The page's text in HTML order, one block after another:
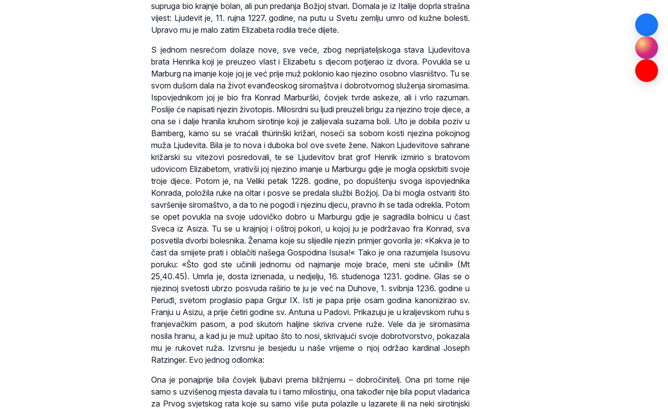
supruga bio krajnje bolan, ali pun predanja Božjoj stvari. Domala je iz Italije doprla strašna
vijest: Ljudevit je, 11. rujna 1227. godine, na putu u Svetu zemlju umro od kužne bolesti.
Upravo mu je malo zatim Elizabeta rodila treće dijete.
S jednom nesrećom dolaze nove, sve veće, zbog neprijateljskoga stava Ljudevitova
brata Henrika koji je preuzeo vlast i Elizabetu s djecom potjerao iz dvora. Povukla se u
Marburg na imanje koje joj je već prije muž poklonio kao njezino osobno vlasništvo. Tu se
svom dušom dala na život evanđeoskog siromaštva i dobrotvornog služenja siromasima.
Ispovjednikom joj je bio fra Konrad Marburški, čovjek tvrde askeze, ali i vrlo razuman.
Poslije će napisati njezin životopis. Milosrdni su ljudi preuzeli brigu za njezino troje djece, a
ona se i dalje hranila kruhom sirotinje koji je zalijevala suzama boli. Uto je dobila poziv u
Bamberg, kamo su se vraćali thürinški križari, noseći sa sobom kosti njezina pokojnog
muža Ljudevita. Bila je to nova i duboka bol ove svete žene. Nakon Ljudevitove sahrane
križarski su vitezovi posredovali, te se Ljudevitov brat grof Henrik izmirio s bratovom
udovicom Elizabetom, vrativši joj njezino imanje u Marburgu gdje je mogla opskrbiti svoje
troje djece. Potom je, na Veliki petak 1228. godine, po dopuštenju svoga ispovjednika
Konrada, položila ruke na oltar i posve se predala službi Božjoj. Da bi mogla ostvariti što
savršenije siromaštvo, a da to ne pogodi i njezinu djecu, pravno ih se tada odrekla. Potom
se opet povukla na svoje udovičko dobro u Marburgu gdje je sagradila bolnicu u čast
Sveca iz Asiza. Tu se u krajnjoj i oštroj pokori, u kojoj ju je podržavao fra Konrad, sva
posvetila dvorbi bolesnika. Ženama koje su slijedile njezin primjer govorila je: «Kakva je to
čast da smijete prati i oblačiti našega Gospodina Isusa!« Tako je ona razumjela Isusovu
poruku: «Što god ste učinili jednomu od najmanje moje braće, meni ste učinili» (Mt
25,40.45). Umrla je, dosta iznenada, u nedjelju, 16. studenoga 1231. godine. Glas se o
njezinoj svetosti ubrzo posvuda raširio te ju je već na Duhove, 1. svibnja 1236. godine u
Peruđi, svetom proglasio papa Grgur IX. Isti je papa prije osam godina kanonizirao sv.
Franju u Asizu, a prije četiri godine sv. Antuna u Padovi. Prikazuju je u kraljevskom ruhu s
franjevačkim pasom, a pod skutom haljine skriva crvene ruže. Vele da je siromasima
nosila hranu, a kad ju je muž upitao što to nosi, skrivajući svoje dobrotvorstvo, pokazala
mu je rukovet ruža. Izvrsnu je besjedu u naše vrijeme o njoj održao kardinal Joseph
Ratzinger. Evo jednog odlomka:
Ona je ponajprije bila čovjek ljubavi prema bližnjemu – dobročinitelj. Ona pri tome nije
samo s uzvišenog mjesta davala tu i tamo milostinju, ona također nije bila poput vladarica
za Prvog svjetskog rata koje su samo više puta polazile u lazarete ili na neki sirotinjski